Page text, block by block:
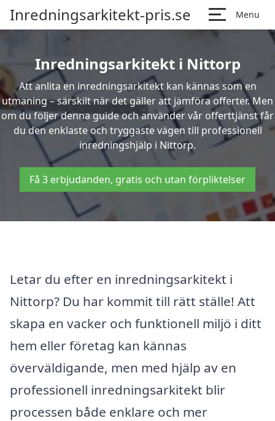
Inredningsarkitekt-pris.se Menu
Inredningsarkitekt i Nittorp
Att anlita en inredningsarkitekt kan kännas som en
utmaning – särskilt när det gäller att jämföra offerter. Men
om du följer denna guide och använder vår offerttjänst får
du den enklaste och tryggaste vägen till professionell
inredningshjälp i Nittorp.
Få 3 erbjudanden, gratis och utan förpliktelser
Letar du efter en inredningsarkitekt i
Nittorp? Du har kommit till rätt ställe! Att
skapa en vacker och funktionell miljö i ditt
hem eller företag kan kännas
överväldigande, men med hjälp av en
professionell inredningsarkitekt blir
processen både enklare och mer